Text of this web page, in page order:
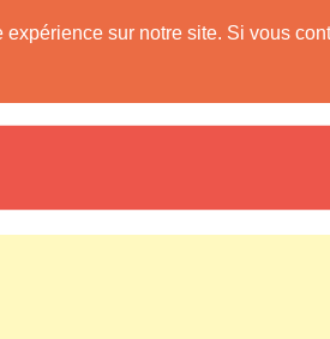
sur notre site. Si vous